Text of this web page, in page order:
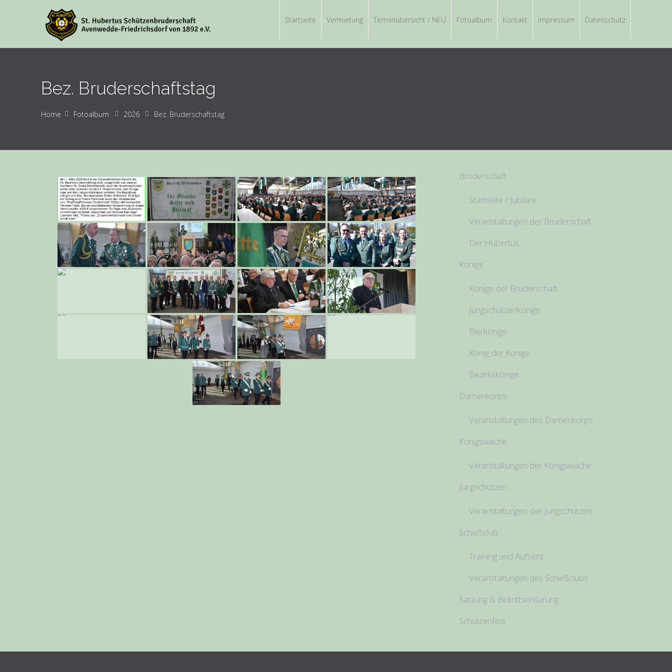
Startseite Vermietung Terminübersicht / NEU Fotoalbum Kontakt Impressum Datenschutz
Bez. Bruderschaftstag
Home Fotoalbum 2026 Bez. Bruderschaftstag
Bruderschaft
Startseite / Jubilare
Veranstaltungen der Bruderschaft
Der Hubertus
Könige
Könige der Bruderschaft
Jungschützenkönige
Bierkönige
König der Könige
Bezirkskönige
Damenkorps
Veranstaltungen des Damenkorps
Königswache
Veranstaltungen der Königswache
Jungschützen
Veranstaltungen der Jungschützen
Schießclub
Training und Aufsicht
Veranstaltungen des Schießclubs
Satzung & Beitrittserklärung
Schützenfest